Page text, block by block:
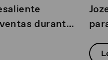
durante
Expansión